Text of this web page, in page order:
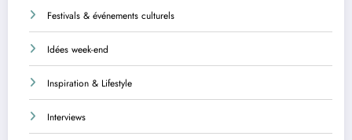
Festivals & événements culturels
Idées week-end
Inspiration & Lifestyle
Interviews